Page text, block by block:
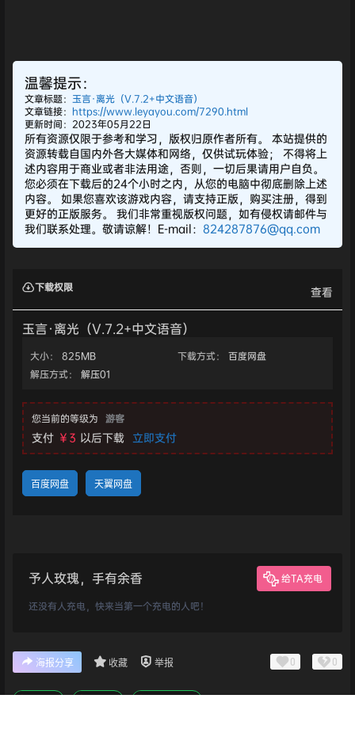
温馨提示：
文章标题： 玉言·离光（V.7.2+中文语音）
文章链接： https://www.leyayou.com/7290.html
更新时间：2023年05月22日
所有资源仅限于参考和学习，版权归原作者所有。 本站提供的
资源转载自国内外各大媒体和网络，仅供试玩体验； 不得将上
述内容用于商业或者非法用途，否则，一切后果请用户自负。
您必须在下载后的24个小时之内，从您的电脑中彻底删除上述
内容。 如果您喜欢该游戏内容，请支持正版，购买注册，得到
更好的正版服务。 我们非常重视版权问题，如有侵权请邮件与
我们联系处理。敬请谅解！E-mail： 824287876@qq.com
下载权限 查看
玉言·离光（V.7.2+中文语音）
大小： 825MB 下载方式：
百度网盘
解压方式：
解压01
您当前的等级为 游客
支付 ￥3 以后下载 立即支付
百度网盘 天翼网盘
予人玫瑰，手有余香 给TA充电
还没有人充电，快来当第一个充电的人吧！
海报分享 收藏 举报 0 0
冒险 策略
角色扮演